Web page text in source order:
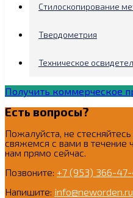
Стилоскопирование
Твердометрия
Техническое
Получить коммерческое
Есть вопросы?
Пожалуйста, не
свяжемся с вами в течение
нам прямо сейчас.
Позвоните: +7 (953) 366-47-
Напишите: info@neworden.ru